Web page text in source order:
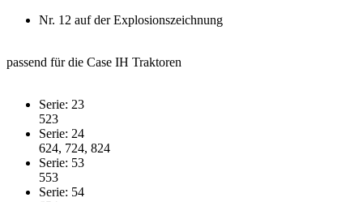
Nr. 12 auf der Explosionszeichnung
passend für die Case IH Traktoren
Serie: 23
523
Serie: 24
624, 724, 824
Serie: 53
553
Serie: 54